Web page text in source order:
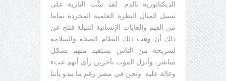
الديكتاتورية بالدم. لقد تبنَّت النازية على
سبيل المثال النظرة العلمية المجردة تماما
من القيم والغايات الإنسانية النبيلة فنتج عن
ذلك أن وهب ذلك النظام الصحة والسلامة
لشريحة من الناس يستفيد منهم بشكل
مباشر، وأنزل الموت بآخرين رأى أنهم عبء
وعالة عليه. ونحن في مصر رغم ما يبدو بأننا